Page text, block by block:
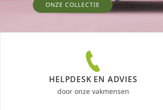
ONZE COLLECTIE
HELPDESK EN ADVIES
door onze vakmensen